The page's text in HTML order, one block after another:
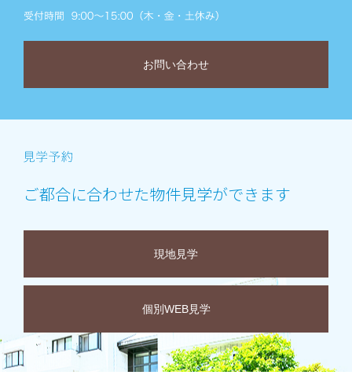
お問い合わせ
ご都合に合わせた物件見学ができます
現地見学
個別WEB見学